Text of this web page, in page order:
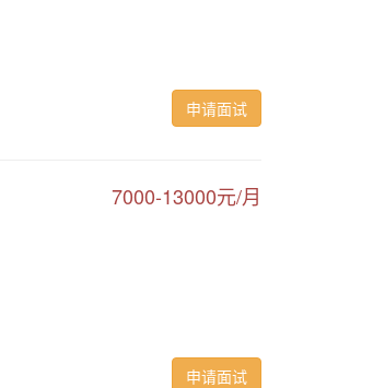
申请面试
7000-13000元/月
申请面试